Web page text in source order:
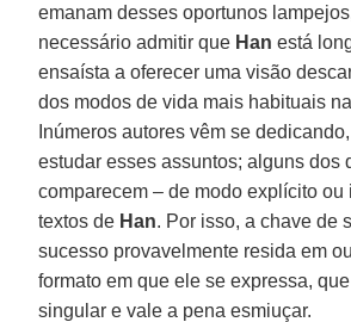
emanam desses oportunos
necessário admitir que Han está
ensaísta a oferecer uma visão
dos modos de vida mais habituais
Inúmeros autores vêm se
estudar esses assuntos; alguns dos
comparecem – de modo explícito ou
textos de Han. Por isso, a chave de
sucesso provavelmente resida em
formato em que ele se expressa,
singular e vale a pena esmiuçar.